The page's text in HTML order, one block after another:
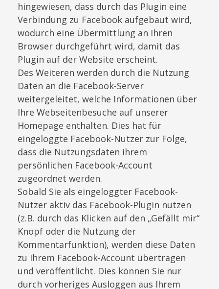
hingewiesen, dass durch das Plugin eine
Verbindung zu Facebook aufgebaut wird,
wodurch eine Übermittlung an Ihren
Browser durchgeführt wird, damit das
Plugin auf der Website erscheint.
Des Weiteren werden durch die Nutzung
Daten an die Facebook-Server
weitergeleitet, welche Informationen über
Ihre Webseitenbesuche auf unserer
Homepage enthalten. Dies hat für
eingeloggte Facebook-Nutzer zur Folge,
dass die Nutzungsdaten ihrem
persönlichen Facebook-Account
zugeordnet werden.
Sobald Sie als eingeloggter Facebook-
Nutzer aktiv das Facebook-Plugin nutzen
(z.B. durch das Klicken auf den „Gefällt mir“
Knopf oder die Nutzung der
Kommentarfunktion), werden diese Daten
zu Ihrem Facebook-Account übertragen
und veröffentlicht. Dies können Sie nur
durch vorheriges Ausloggen aus Ihrem